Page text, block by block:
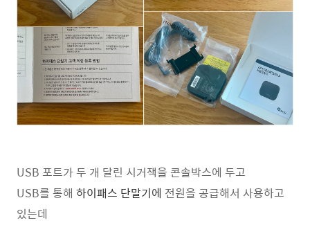
USB 포트가 두 개 달린 시거잭을 콘솔박스에 두고
USB를 통해 하이패스 단말기에 전원을 공급해서 사용하고
있는데